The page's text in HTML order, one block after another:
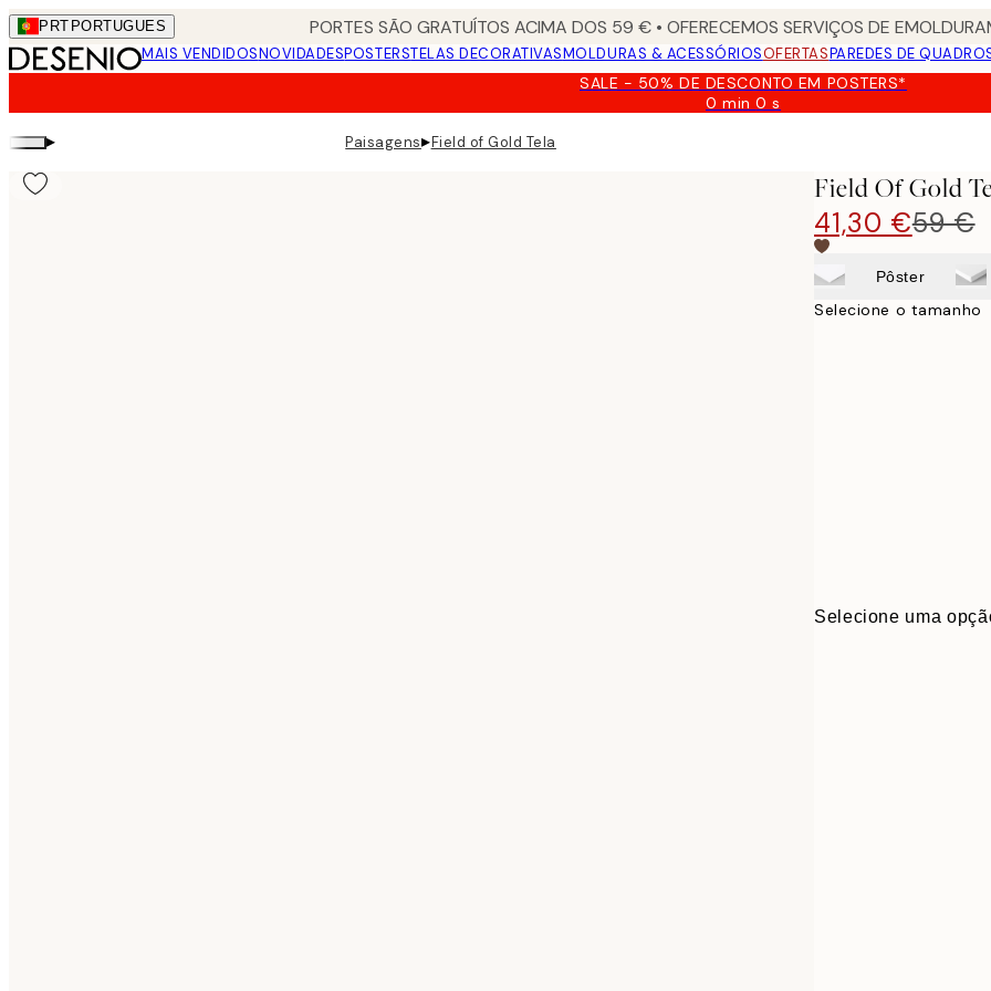
Skip
to
main
PRT PORTUGUES PORTES SÃO GRATUÍTOS ACIMA DOS 59 € • OFERECEMOS SERVIÇOS DE
MAIS VENDIDOSNOVIDADESPOSTERSTELAS DECORATIVASMOLDURAS & ACESSÓRIOSOFERTASPAREDES DE
SALE - 50% DE DESCONTO EM POSTERS*
0 min0 s
Válido
▸ Paisagens▸Field of Gold Tela
Field Of Gold
41,30 €59 €
Pôster
Selecione o tamanho
Selecione uma